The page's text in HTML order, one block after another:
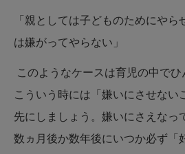
「親としては子どものためにやら
は嫌がってやらない」
このようなケースは育児の中でひ
こういう時には「嫌いにさせない
先にしましょう。嫌いにさえなっ
数ヵ月後か数年後にいつか必ず「